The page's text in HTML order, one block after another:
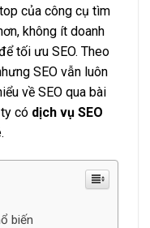
của công cụ tìm
không ít doanh
tối ưu SEO. Theo
SEO vẫn luôn
về SEO qua bài
có dịch vụ SEO
biến